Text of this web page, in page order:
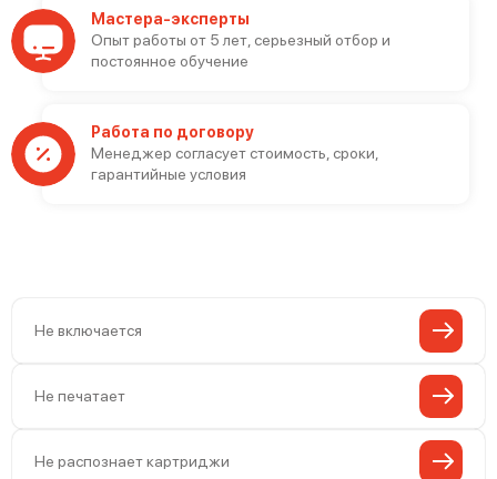
Мастера-эксперты
Опыт работы от 5 лет, серьезный отбор и
постоянное обучение
Работа по договору
Менеджер согласует стоимость, сроки,
гарантийные условия
Не включается
Не печатает
Не распознает картриджи